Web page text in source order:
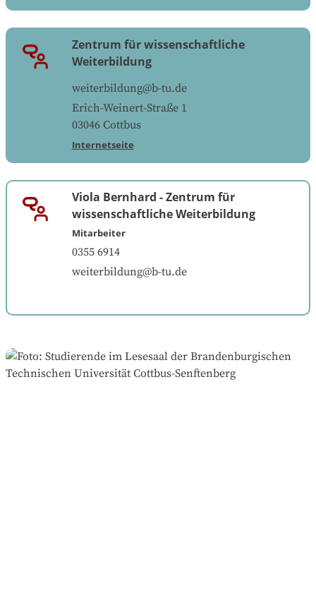
Zentrum für wissenschaftliche
Weiterbildung
weiterbildung@b-tu.de
Erich-Weinert-Straße 1
03046 Cottbus
Internetseite
Viola Bernhard -Zentrum für
wissenschaftliche Weiterbildung
Mitarbeiter
0355 6914
weiterbildung@b-tu.de